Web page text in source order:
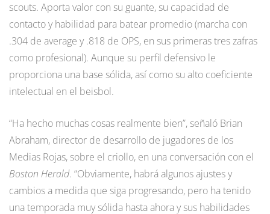
scouts. Aporta valor con su guante, su capacidad de
contacto y habilidad para batear promedio (marcha con
.304 de average y .818 de OPS, en sus primeras tres zafras
como profesional). Aunque su perfil defensivo le
proporciona una base sólida, así como su alto coeficiente
intelectual en el beisbol.
“Ha hecho muchas cosas realmente bien”, señaló Brian
Abraham, director de desarrollo de jugadores de los
Medias Rojas, sobre el criollo, en una conversación con el
Boston Herald. “Obviamente, habrá algunos ajustes y
cambios a medida que siga progresando, pero ha tenido
una temporada muy sólida hasta ahora y sus habilidades